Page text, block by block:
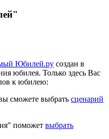
Юбилей.ру создан в
юбилея. Только здесь Вас
к юбилею:
сможете выбрать сценарий
поможет выбрать